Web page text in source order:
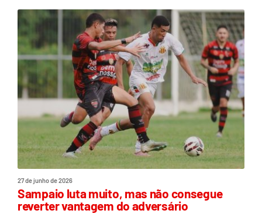
27 de junho de 2026
Sampaio luta muito, mas não consegue
reverter vantagem do adversário